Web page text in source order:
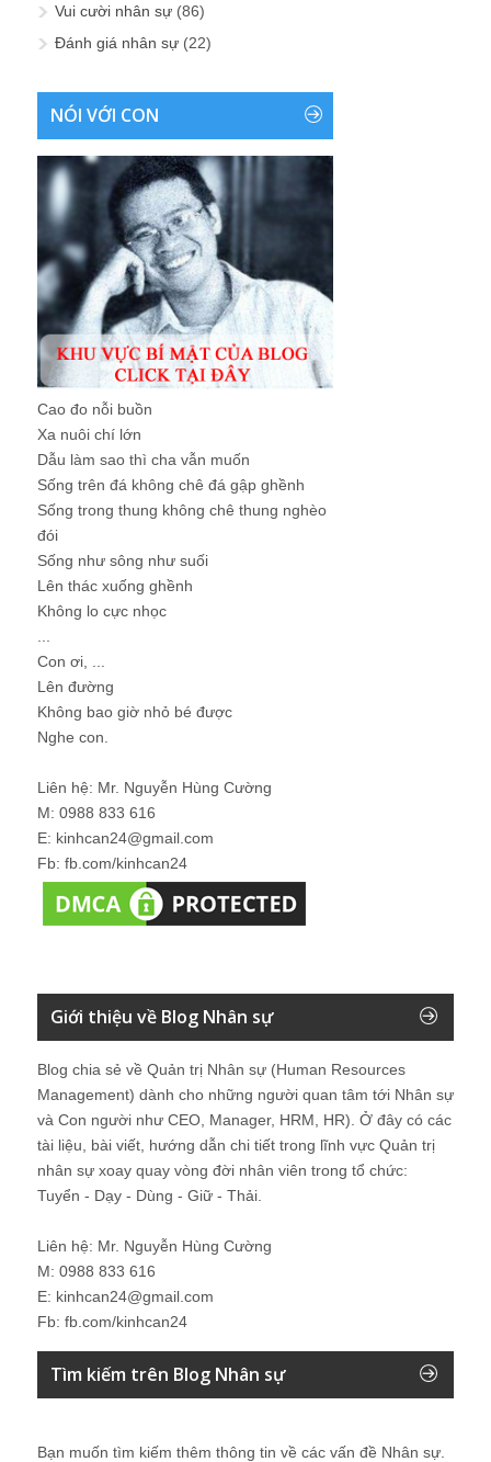
Vui cười nhân sự (86)
Đánh giá nhân sự (22)
NÓI VỚI CON
Cao đo nỗi buồn
Xa nuôi chí lớn
Dẫu làm sao thì cha vẫn muốn
Sống trên đá không chê đá gập ghềnh
Sống trong thung không chê thung nghèo
đói
Sống như sông như suối
Lên thác xuống ghềnh
Không lo cực nhọc
Con ơi, ...
Lên đường
Không bao giờ nhỏ bé được
Nghe con.
Liên hệ: Mr. Nguyễn Hùng Cường
M: 0988 833 616
E: kinhcan24@gmail.com
Fb: fb.com/kinhcan24
Giới thiệu về Blog Nhân sự
Blog chia sẻ về Quản trị Nhân sự (Human Resources
Management) dành cho những người quan tâm tới Nhân sự
và Con người như CEO, Manager, HRM, HR). Ở đây có các
tài liệu, bài viết, hướng dẫn chi tiết trong lĩnh vực Quản trị
nhân sự xoay quay vòng đời nhân viên trong tổ chức:
Tuyển - Dạy - Dùng - Giữ - Thải.
Liên hệ: Mr. Nguyễn Hùng Cường
M: 0988 833 616
E: kinhcan24@gmail.com
Fb: fb.com/kinhcan24
Tìm kiếm trên Blog Nhân sự
Bạn muốn tìm kiếm thêm thông tin về các vấn đề Nhân sự